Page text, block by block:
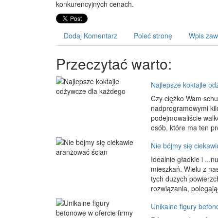
konkurencyjnych cenach.
Dodaj Komentarz Poleć stronę Wpis
Przeczytać warto:
Najlepsze koktajle
Czy ciężko Wam
nadprogramowymi
podejmowaliście
osób, które ma ten
Nie bójmy się
Idealnie gładkie i
mieszkań. Wielu z
tych dużych
rozwiązania,
Unikalne figury